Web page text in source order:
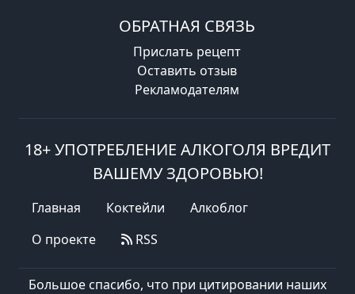
ОБРАТНАЯ СВЯЗЬ
Прислать рецепт
Оставить отзыв
Рекламодателям
18+ УПОТРЕБЛЕНИЕ АЛКОГОЛЯ ВРЕДИТ
ВАШЕМУ ЗДОРОВЬЮ!
Главная Коктейли
Алкоблог
О проекте
RSS
Большое спасибо, что при цитировании наших